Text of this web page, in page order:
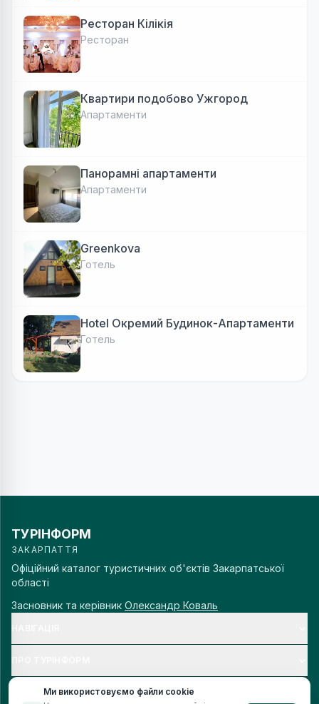
Ресторан Кілікія
Ресторан
Квартири подобово Ужгород
Апартаменти
Панорамні апартаменти
Апартаменти
Greenkova
Готель
Hotel Окремий Будинок-Апартаменти
Готель
ТУРІНФОРМ
ЗАКАРПАТТЯ
Офіційний каталог туристичних об'єктів Закарпатської
області
Засновник та керівник Олександр Коваль
Ми використовуємо файли cookie